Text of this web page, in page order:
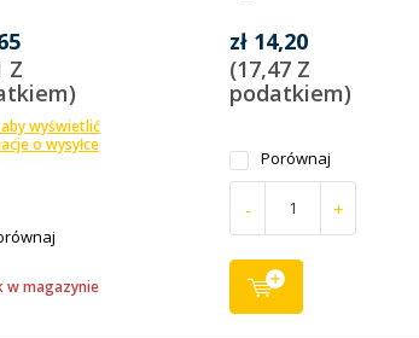
Z
wyświetlić
o wysyłce
w magazynie
zł 14,20
(17,47 Z
podatkiem)
Porównaj
- +